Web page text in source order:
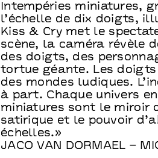
Intempéries miniatures,
l’échelle de dix doigts,
Kiss & Cry met le
scène, la caméra révèle
des doigts, des
tortue géante. Les
des mondes ludiques.
à part. Chaque univers
miniatures sont le miroir
satirique et le pouvoir
échelles.»
JACO VAN DORMAEL –